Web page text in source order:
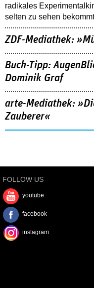
radikales
selten zu sehen
ZDF-Mediathek:
Buch-Tipp:
Dominik Graf
arte-Mediathek:
Zauberer«
FOLLOW US
youtube
facebook
instagram